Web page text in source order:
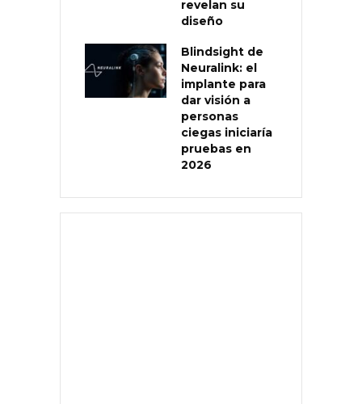
revelan su
diseño
Blindsight de
Neuralink: el
implante para
dar visión a
personas
ciegas iniciaría
pruebas en
2026